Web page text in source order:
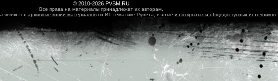
© 2010-2026 PVSM.RU
Все права на материалы принадлежат их авторам.
являются архивные копии материаловпо ИТ тематике Рунета, взятые из открытых и общедоступных источников.